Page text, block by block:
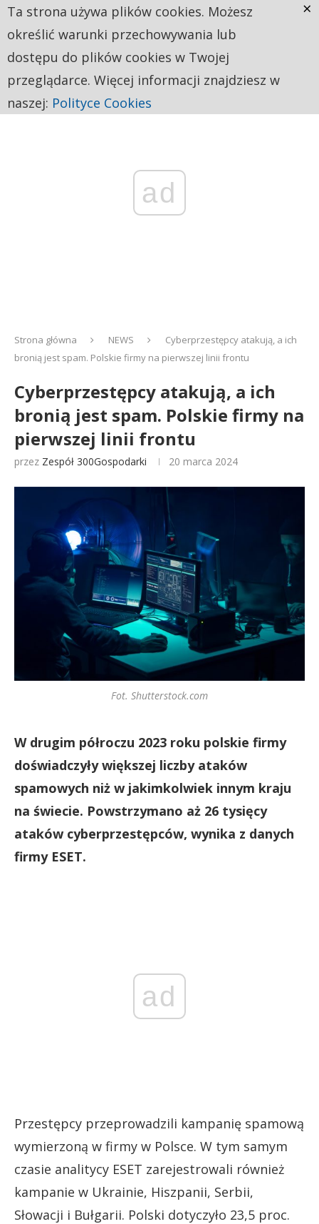
ad
Strona główna NEWS
Cyberprzestępcy atakują, a ich
bronią jest spam. Polskie firmy na pierwszej linii frontu
Cyberprzestępcy atakują, a ich
bronią jest spam. Polskie firmy na
pierwszej linii frontu
przez Zespół 300Gospodarki 20 marca 2024
Fot. Shutterstock.com
W drugim półroczu 2023 roku polskie firmy
doświadczyły większej liczby ataków
spamowych niż w jakimkolwiek innym kraju
na świecie. Powstrzymano aż 26 tysięcy
ataków cyberprzestępców, wynika z danych
firmy ESET.
ad
Przestępcy przeprowadzili kampanię spamową
wymierzoną w firmy w Polsce. W tym samym
czasie analitycy ESET zarejestrowali również
kampanie w Ukrainie, Hiszpanii, Serbii,
Słowacji i Bułgarii. Polski dotyczyło 23,5 proc.
Ta strona używa plików cookies. Możesz
określić warunki przechowywania lub
dostępu do plików cookies w Twojej
przeglądarce. Więcej informacji znajdziesz w
naszej: Polityce Cookies
×